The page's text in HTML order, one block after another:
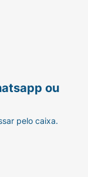
ou
pelo caixa.